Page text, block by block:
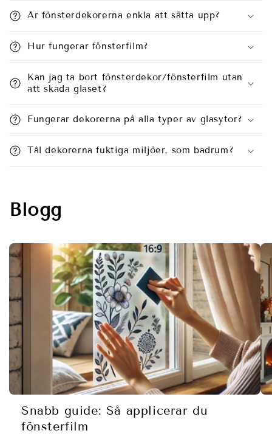
Är fönsterdekorerna enkla att sätta upp?
Hur fungerar fönsterfilm?
Kan jag ta bort fönsterdekor/fönsterfilm utan
att skada glaset?
Fungerar dekorerna på alla typer av glasytor?
Tål dekorerna fuktiga miljöer, som badrum?
Blogg
Snabb guide: Så applicerar du
fönsterfilm